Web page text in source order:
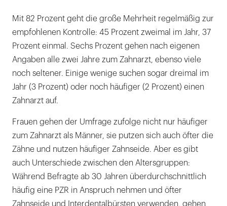
Mit 82 Prozent geht die große Mehrheit regelmäßig zur
empfohlenen Kontrolle: 45 Prozent zweimal im Jahr, 37
Prozent einmal. Sechs Prozent gehen nach eigenen
Angaben alle zwei Jahre zum Zahnarzt, ebenso viele
noch seltener. Einige wenige suchen sogar dreimal im
Jahr (3 Prozent) oder noch häufiger (2 Prozent) einen
Zahnarzt auf.
Frauen gehen der Umfrage zufolge nicht nur häufiger
zum Zahnarzt als Männer, sie putzen sich auch öfter die
Zähne und nutzen häufiger Zahnseide. Aber es gibt
auch Unterschiede zwischen den Altersgruppen:
Während Befragte ab 30 Jahren überdurchschnittlich
häufig eine PZR in Anspruch nehmen und öfter
Zahnseide und Interdentalbürsten verwenden, gehen